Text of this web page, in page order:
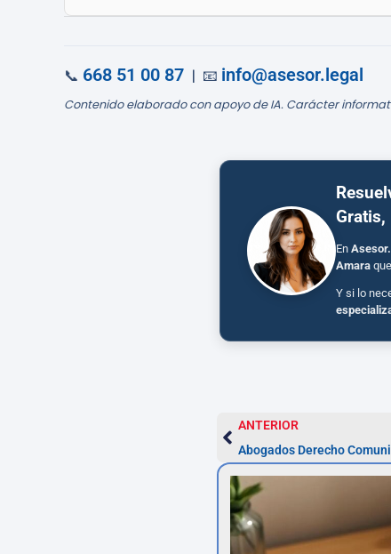
📞 668 51 00 87 | 📧 info@asesor.legal
Contenido elaborado con apoyo de IA. Carácter
En
Amara
Y si lo
ANTERIOR
Abogados Derecho